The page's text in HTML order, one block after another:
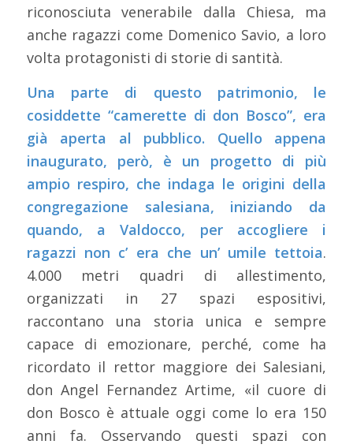
riconosciuta venerabile dalla Chiesa, ma
anche ragazzi come Domenico Savio, a loro
volta protagonisti di storie di santità.
Una parte di questo patrimonio, le
cosiddette “camerette di don Bosco”, era
già aperta al pubblico. Quello appena
inaugurato, però, è un progetto di più
ampio respiro, che indaga le origini della
congregazione salesiana, iniziando da
quando, a Valdocco, per accogliere i
ragazzi non c’ era che un’ umile tettoia.
4.000 metri quadri di allestimento,
organizzati in 27 spazi espositivi,
raccontano una storia unica e sempre
capace di emozionare, perché, come ha
ricordato il rettor maggiore dei Salesiani,
don Angel Fernandez Artime, «il cuore di
don Bosco è attuale oggi come lo era 150
anni fa. Osservando questi spazi con